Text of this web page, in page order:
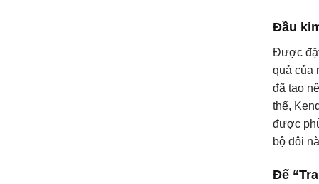
Đầu
Được
quả của
đã tạo
thể,
được
bộ đôi
Đế